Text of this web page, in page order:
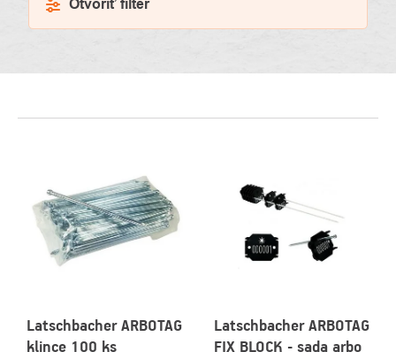
Otvoriť filter
Latschbacher ARBOTAG
klince 100 ks
Latschbacher ARBOTAG
FIX BLOCK - sada arbo